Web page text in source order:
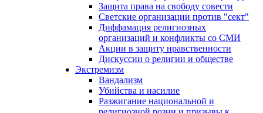
Защита права на свободу совести
Светские организации против "сект"
Диффамация религиозных
организаций и конфликты со СМИ
Акции в защиту нравственности
Дискуссии о религии и обществе
Экстремизм
Вандализм
Убийства и насилие
Разжигание национальной и